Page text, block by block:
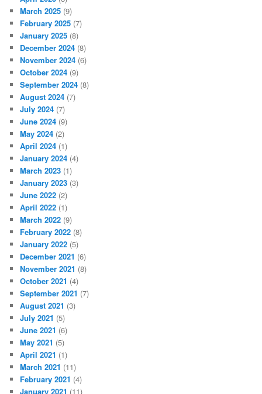
March 2025 (9)
February 2025 (7)
January 2025 (8)
December 2024 (8)
November 2024 (6)
October 2024 (9)
September 2024 (8)
August 2024 (7)
July 2024 (7)
June 2024 (9)
May 2024 (2)
April 2024 (1)
January 2024 (4)
March 2023 (1)
January 2023 (3)
June 2022 (2)
April 2022 (1)
March 2022 (9)
February 2022 (8)
January 2022 (5)
December 2021 (6)
November 2021 (8)
October 2021 (4)
September 2021 (7)
August 2021 (3)
July 2021 (5)
June 2021 (6)
May 2021 (5)
April 2021 (1)
March 2021 (11)
February 2021 (4)
January 2021 (11)